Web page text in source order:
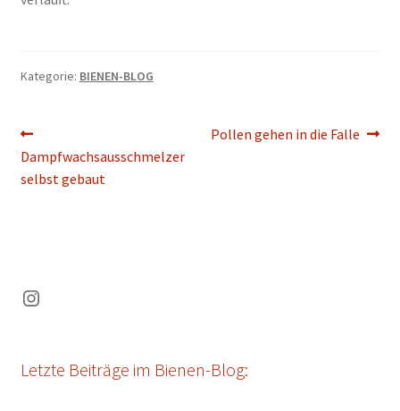
Kategorie: BIENEN-BLOG
Beitragsnavigation
Beitrag:
Dampfwachsausschmelzer
selbst gebaut
Nächster
Pollen gehen in die Falle
Instagram
Letzte Beiträge im Bienen-Blog: